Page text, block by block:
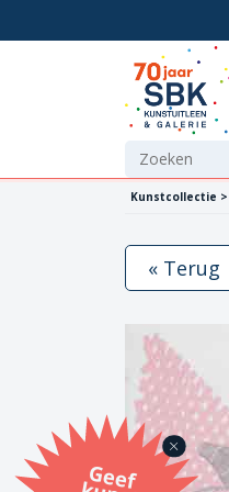
Kunstcollectie
G
eef
u
n
st
a
d
o
m
et
e SB
K
u
n
stb
o
n
« Terug